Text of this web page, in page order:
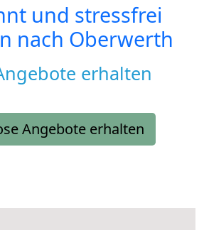
und stressfrei
nach Oberwerth
erhalten
Angebote erhalten